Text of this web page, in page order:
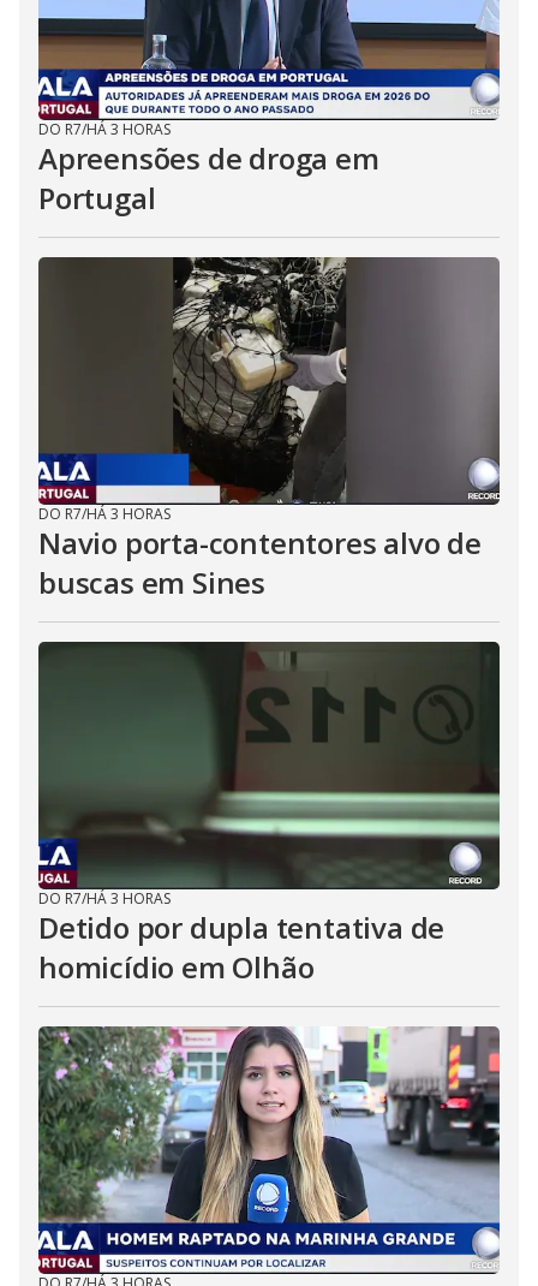
DO R7/HÁ 3 HORAS
Apreensões de droga em
Portugal
DO R7/HÁ 3 HORAS
Navio porta-contentores alvo de
buscas em Sines
DO R7/HÁ 3 HORAS
Detido por dupla tentativa de
homicídio em Olhão